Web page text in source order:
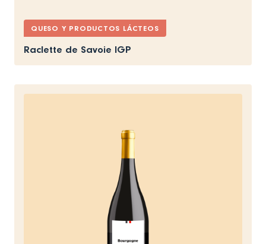
QUESO Y PRODUCTOS LÁCTEOS
Raclette de Savoie IGP